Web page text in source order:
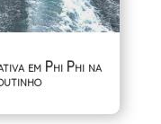
em Phi Phi na